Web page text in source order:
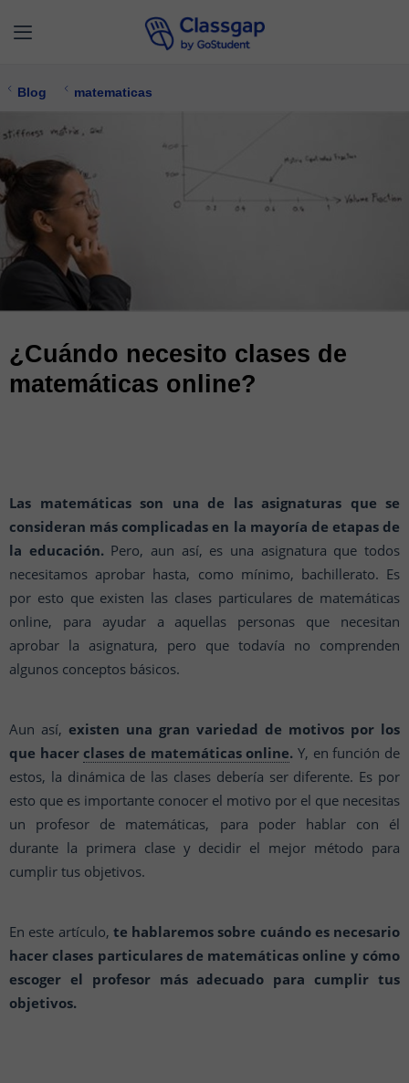
Blog matematicas
¿Cuándo necesito clases de
matemáticas online?
Las matemáticas son una de las asignaturas que se
consideran más complicadas en la mayoría de etapas de
la educación.Pero, aun así, es una asignatura que todos
necesitamos aprobar hasta, como mínimo, bachillerato. Es
por esto que existen las clases particulares de matemáticas
online, para ayudar a aquellas personas que necesitan
aprobar la asignatura, pero que todavía no comprenden
algunos conceptos básicos.
Aun así, existen una gran variedad de motivos por los
que hacer clases de matemáticas online. Y, en función de
estos, la dinámica de las clases debería ser diferente. Es por
esto que es importante conocer el motivo por el que necesitas
un profesor de matemáticas, para poder hablar con él
durante la primera clase y decidir el mejor método para
cumplir tus objetivos.
En este artículo, te hablaremos sobre cuándo es necesario
hacer clases particulares de matemáticas online y cómo
escoger el profesor más adecuado para cumplir tus
objetivos.